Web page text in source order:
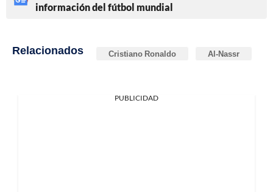
información del fútbol mundial
Relacionados Cristiano Ronaldo Al-Nassr
PUBLICIDAD